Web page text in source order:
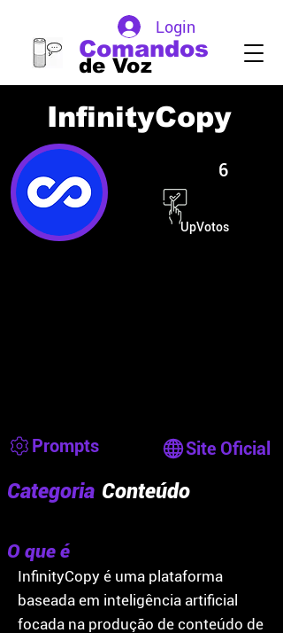
de Voz
Comandos
Login
InfinityCopy
UpVotos
6
Prompts Site Oficial
Categoria Conteúdo
O que é
InfinityCopy é uma plataforma
baseada em inteligência artificial
focada na produção de conteúdo de